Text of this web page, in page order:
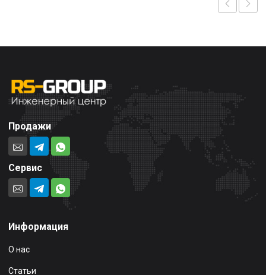
Продажи
Сервис
Информация
О нас
Статьи